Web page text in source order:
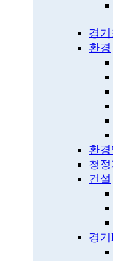
경
환경
환
청정
건설
경기